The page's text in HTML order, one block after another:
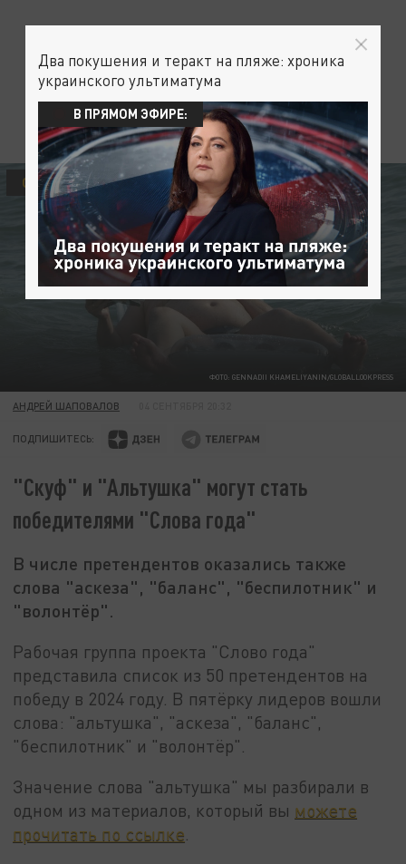
ФОТО: GENNADII KHAMELIYANIN/GLOBALLOOKPRESS
ОБЩЕСТВО
АНДРЕЙ ШАПОВАЛОВ
ПОДПИШИТЕСЬ:
"Скуф" и "Альтушка" могут стать
победителями "Слова года"
В числе претендентов оказались также
слова "аскеза", "баланс", "беспилотник" и
"волонтёр".
Рабочая группа проекта "Слово года"
представила список из 50 претендентов на
победу в 2024 году. В пятёрку лидеров вошли
слова: "альтушка", "аскеза", "баланс",
"беспилотник" и "волонтёр".
Значение слова "альтушка" мы разбирали в
одном из материалов, который вы можете
прочитать по ссылке
Два покушения и теракт на пляже: хроника
украинского ультиматума
В ПРЯМОМ ЭФИРЕ: